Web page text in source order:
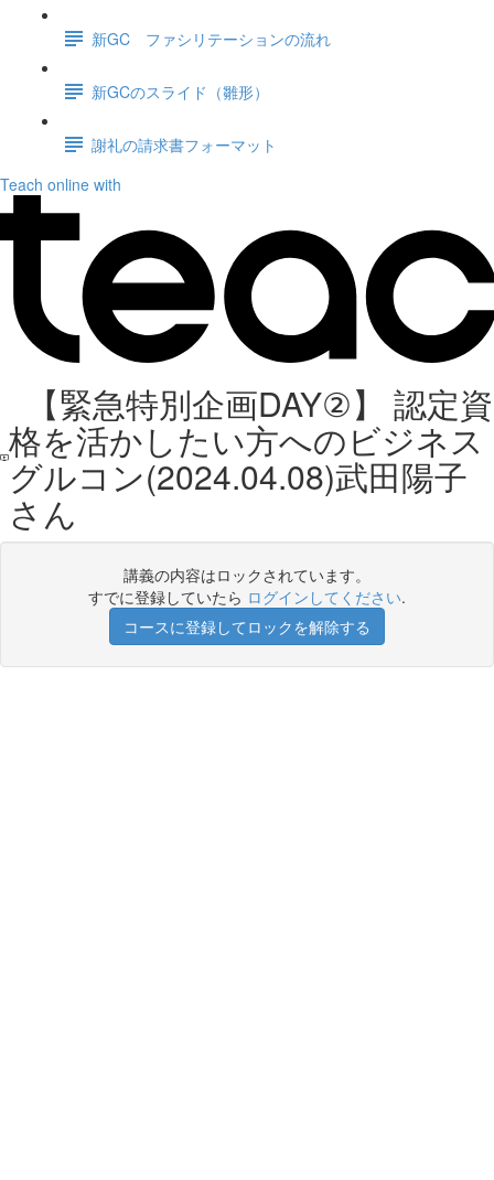
新GC ファシリテーションの流れ
新GCのスライド（雛形）
謝礼の請求書フォーマット
Teach online with
【緊急特別企画DAY②】 認定資
格を活かしたい方へのビジネス
グルコン(2024.04.08)武田陽子
さん
講義の内容はロックされています。
すでに登録していたら ログインしてください.
コースに登録してロックを解除する